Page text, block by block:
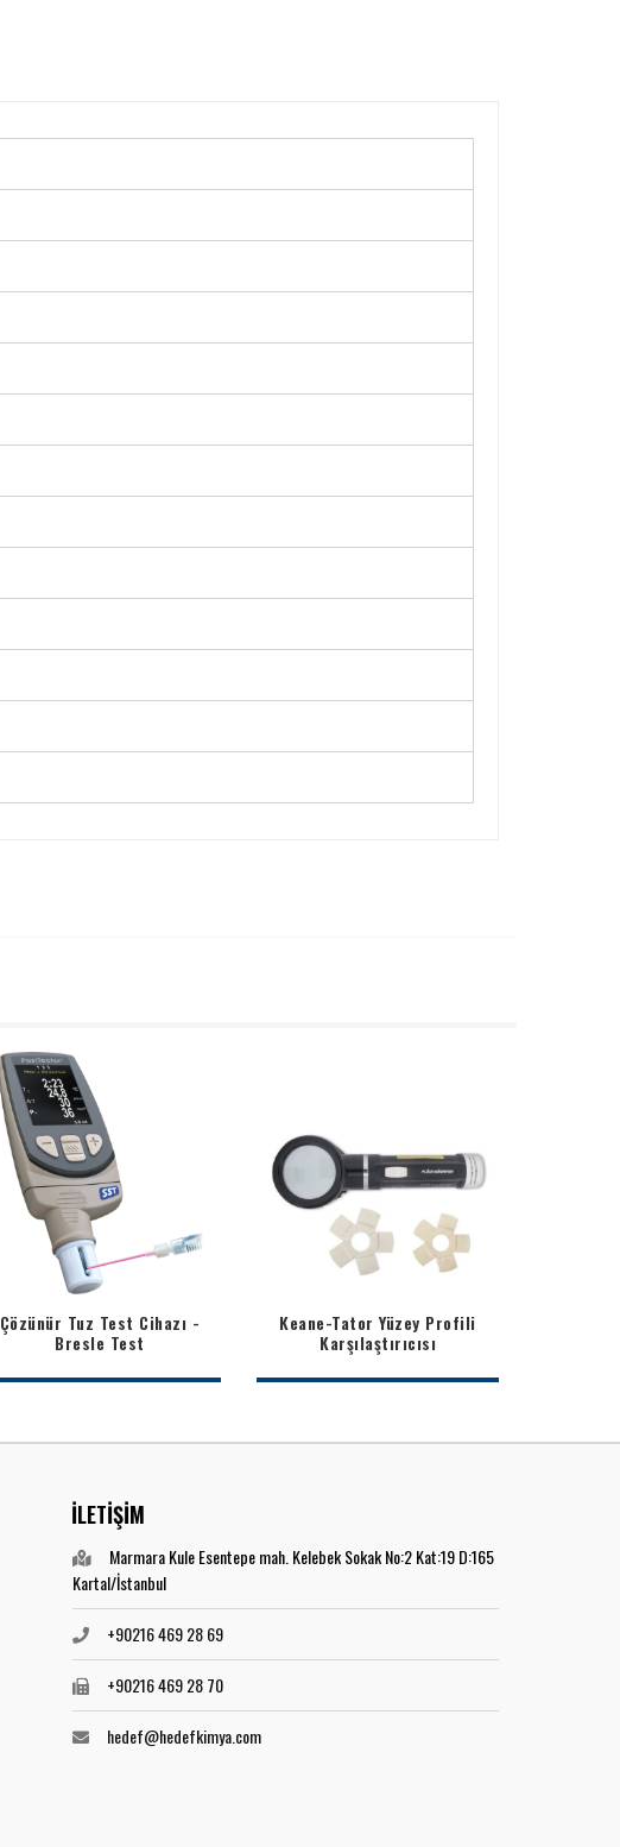
Çözünür Tuz Test Cihazı -
Bresle Test
Keane-Tator Yüzey Profili
Karşılaştırıcısı
İLETİŞİM
Marmara Kule Esentepe mah. Kelebek Sokak No:2 Kat:19 D:165
Kartal/İstanbul
+90216 469 28 69
+90216 469 28 70
hedef@hedefkimya.com